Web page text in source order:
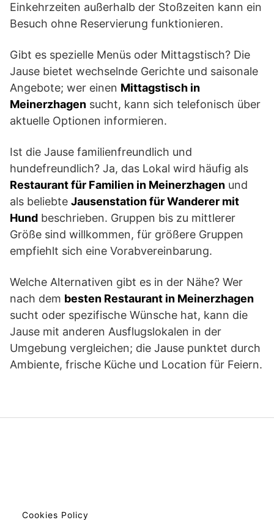
Einkehrzeiten außerhalb der Stoßzeiten kann ein
Besuch ohne Reservierung funktionieren.
Gibt es spezielle Menüs oder Mittagstisch? Die
Jause bietet wechselnde Gerichte und saisonale
Angebote; wer einen Mittagstisch in
Meinerzhagen sucht, kann sich telefonisch über
aktuelle Optionen informieren.
Ist die Jause familienfreundlich und
hundefreundlich? Ja, das Lokal wird häufig als
Restaurant für Familien in Meinerzhagen und
als beliebte Jausenstation für Wanderer mit
Hund beschrieben. Gruppen bis zu mittlerer
Größe sind willkommen, für größere Gruppen
empfiehlt sich eine Vorabvereinbarung.
Welche Alternativen gibt es in der Nähe? Wer
nach dem besten Restaurant in Meinerzhagen
sucht oder spezifische Wünsche hat, kann die
Jause mit anderen Ausflugslokalen in der
Umgebung vergleichen; die Jause punktet durch
Ambiente, frische Küche und Location für Feiern.
Cookies Policy